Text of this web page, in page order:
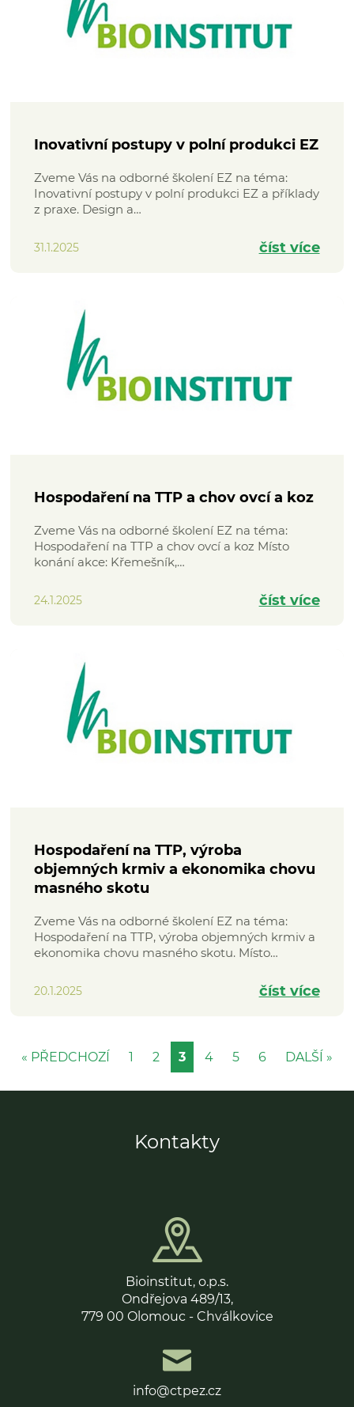
Inovativní postupy v polní produkci EZ
Zveme Vás na odborné školení EZ na téma:
Inovativní postupy v polní produkci EZ a příklady
z praxe. Design a…
31.1.2025 číst více
Hospodaření na TTP a chov ovcí a koz
Zveme Vás na odborné školení EZ na téma:
Hospodaření na TTP a chov ovcí a koz Místo
konání akce: Křemešník,…
24.1.2025 číst více
Hospodaření na TTP, výroba
objemných krmiv a ekonomika chovu
masného skotu
Zveme Vás na odborné školení EZ na téma:
Hospodaření na TTP, výroba objemných krmiv a
ekonomika chovu masného skotu. Místo…
20.1.2025 číst více
« PŘEDCHOZÍ 1 2 3 4 5 6 DALŠÍ »
Kontakty
Bioinstitut, o.p.s.
Ondřejova 489/13,
779 00 Olomouc - Chválkovice
info@ctpez.cz